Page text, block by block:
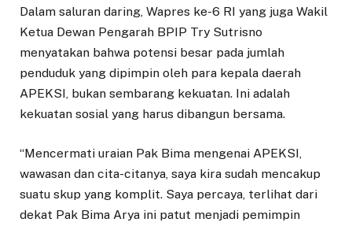
Dalam saluran daring, Wapres ke-6 RI yang juga Wakil
Ketua Dewan Pengarah BPIP Try Sutrisno
menyatakan bahwa potensi besar pada jumlah
penduduk yang dipimpin oleh para kepala daerah
APEKSI, bukan sembarang kekuatan. Ini adalah
kekuatan sosial yang harus dibangun bersama.
“Mencermati uraian Pak Bima mengenai APEKSI,
wawasan dan cita-citanya, saya kira sudah mencakup
suatu skup yang komplit. Saya percaya, terlihat dari
dekat Pak Bima Arya ini patut menjadi pemimpin